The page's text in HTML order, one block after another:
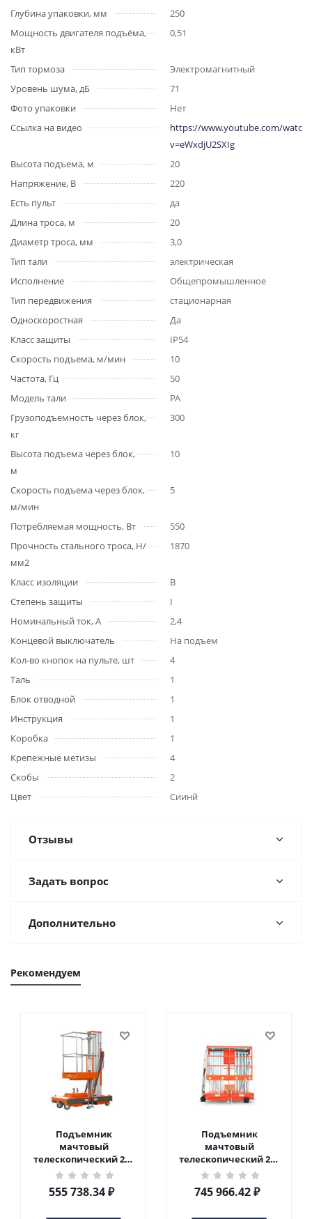
Глубина упаковки, мм
250
Мощность двигателя подъёма,
кВт
0,51
Тип тормоза
Электромагнитный
Уровень шума, дБ
71
Фото упаковки
Нет
Ссылка на видео
https://www.youtube.com/watch?
v=eWxdjU2SXIg
Высота подъема, м
20
Напряжение, В
220
Есть пульт
да
Длина троса, м
20
Диаметр троса, мм
3,0
Тип тали
электрическая
Исполнение
Общепромышленное
Тип передвижения
стационарная
Односкоростная
Да
Класс защиты
IP54
Скорость подъема, м/мин
10
Частота, Гц
50
Модель тали
РА
Грузоподъемность через блок,
кг
300
Высота подъема через блок,
м
10
Скорость подъема через блок,
м/мин
5
Потребляемая мощность, Вт
550
Прочность стального троса, Н/
мм2
1870
Класс изоляции
В
Степень защиты
I
Номинальный ток, А
2,4
Концевой выключатель
На подъем
Кол-во кнопок на пульте, шт
4
Таль
1
Блок отводной
1
Инструкция
1
Коробка
1
Крепежные метизы
4
Скобы
2
Цвет
Сиинй
Отзывы
Задать вопрос
Дополнительно
Рекомендуем
Подъемник
мачтовый
телескопический 200
кг 6 м TOR GTWY6-200S
DC 2-мачтовый
(автономный) (G) в
555 738.34₽
Подъемник
мачтовый
телескопический 200
кг 10 м TOR GTWY10-
200S DC 2-мачтовый
(автономный) (N) в
745 966.42₽